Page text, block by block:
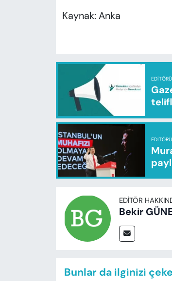
Kaynak: Anka
EDITÖR
Bekir
Bunlar da ilginizi